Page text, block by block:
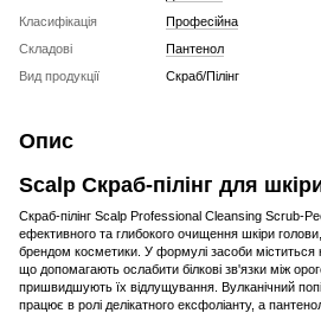
Класифікація
Професійна
Складові
Пантенол
Вид продукції
Скраб/Пілінг
Опис
Scalp Скраб-пілінг для
Скраб-пілінг Scalp Professional Cleansing Scrub-
ефективного та глибокого очищення шкіри
брендом косметики. У формулі засоби
що допомагають ослабити білкові зв'язки між
пришвидшують їх відлущування. Вулканічний
працює в ролі делікатного ексфоліанту, а